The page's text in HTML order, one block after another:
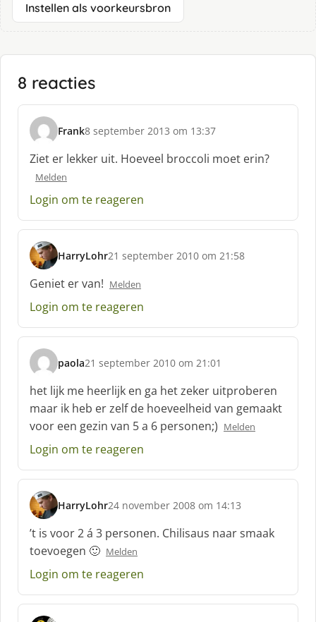
Instellen als voorkeursbron
8 reacties
Frank
s
c
h
e
f
8 september 2013 om 13:37
Ziet er lekker uit. Hoeveel broccoli moet erin?
Melden
Login om te reageren
HarryLohr
s
c
h
r
e
f
:
21 september 2010 om 21:58
Geniet er van! Melden
Login om te reageren
paola
s
c
h
r
e
e
:
21 september 2010 om 21:01
het lijk me heerlijk en ga het zeker uitproberen
maar ik heb er zelf de hoeveelheid van gemaakt
voor een gezin van 5 a 6 personen;) Melden
Login om te reageren
HarryLohr
s
c
h
r
e
f
24 november 2008 om 14:13
’t is voor 2 á 3 personen. Chilisaus naar smaak
toevoegen 🙂 Melden
Login om te reageren